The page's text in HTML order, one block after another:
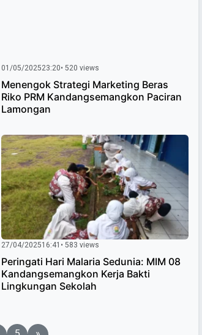
01/05/202523:20• 520 views
Menengok Strategi Marketing Beras
Riko PRM Kandangsemangkon Paciran
Lamongan
27/04/202516:41 • 583 views
Peringati Hari Malaria Sedunia: MIM 08
Kandangsemangkon Kerja Bakti
Lingkungan Sekolah